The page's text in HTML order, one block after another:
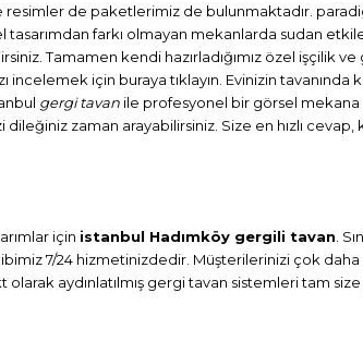
resimler de paketlerimiz de bulunmaktadır.
farkı olmayan mekanlarda sudan
Tamamen kendi hazırladığımız özel işçilik
için buraya tıklayın. Evinizin
gergi tavan ile profesyonel bir görsel mekana
zaman arayabilirsiniz. Size en hızlı
için istanbul Hadımköy gergili tavan.
7/24 hizmetinizdedir. Müşterilerinizi çok
aydınlatılmış gergi tavan sistemleri tam